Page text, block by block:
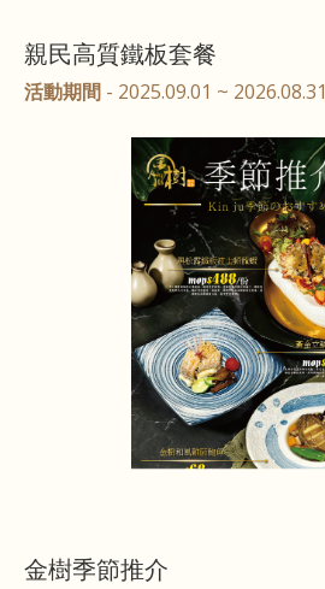
親民高質鐵板套餐
活動期間 - 2025.09.01 ~ 2026.08.31
金樹季節推介